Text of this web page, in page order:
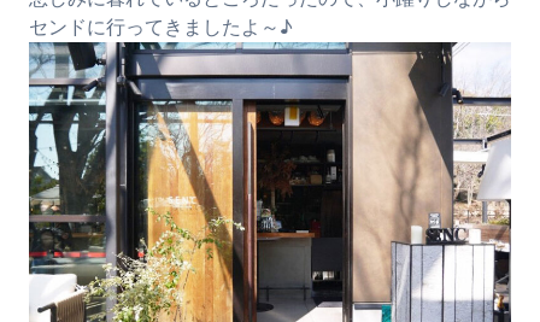
センドに行ってきましたよ～♪